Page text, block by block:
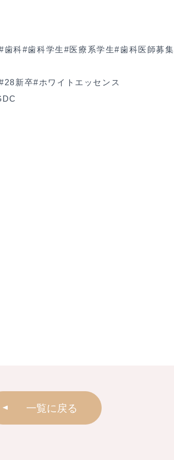
歯科#歯科学生#医療系学生#歯科医師募集
新卒#ホワイトエッセンス
一覧に戻る